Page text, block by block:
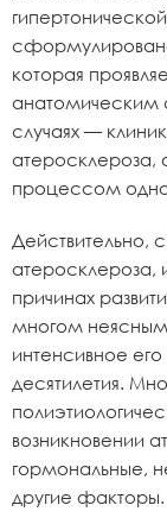
которая
анатомическим
случаях —
атеросклероза,
процессом
Действительно,
атеросклероза,
причинах
многом
интенсивное
десятилетия.
возникновении
гормональные,
другие факторы.